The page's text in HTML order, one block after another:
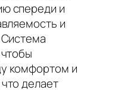
спереди и
и
комфортом и
делает